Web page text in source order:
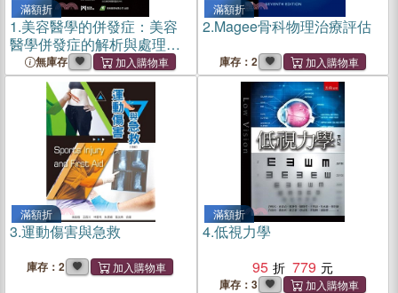
滿額折
1.美容醫學的併發症：美容
醫學併發症的解析與處理方
無庫存
滿額折
2.Magee骨科物理治療評估
庫存：2
滿額折
3.運動傷害與急救
庫存：2
滿額折
4.低視力學
95
779
庫存：3